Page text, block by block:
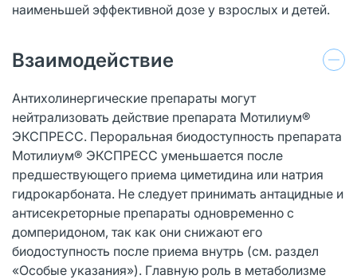
наименьшей эффективной дозе у взрослых и детей.
Взаимодействие
Антихолинергические препараты могут
нейтрализовать действие препарата Мотилиум®
ЭКСПРЕСС. Пероральная биодоступность препарата
Мотилиум® ЭКСПРЕСС уменьшается после
предшествующего приема циметидина или натрия
гидрокарбоната. Не следует принимать антацидные и
антисекреторные препараты одновременно с
домперидоном, так как они снижают его
биодоступность после приема внутрь (см. раздел
«Особые указания»). Главную роль в метаболизме